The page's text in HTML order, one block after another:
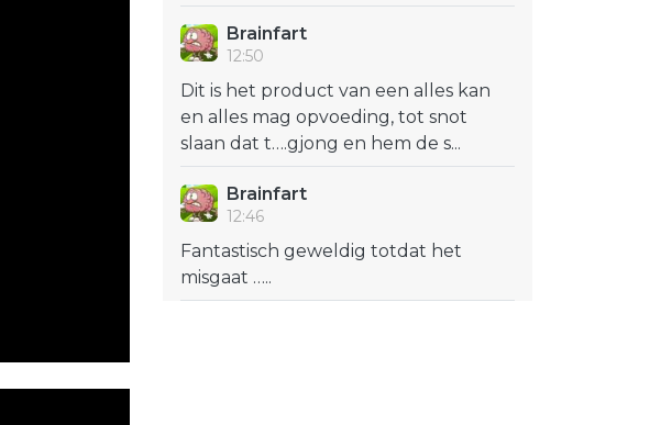
Brainfart
12:50
Dit is het product van een alles kan
en alles mag opvoeding, tot snot
slaan dat t….gjong en hem de s...
Brainfart
12:46
Fantastisch geweldig totdat het
misgaat …..